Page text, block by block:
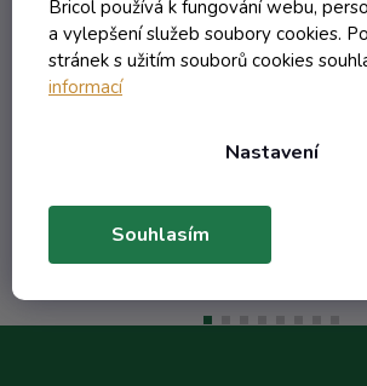
Bricol používá k fungování webu,
a vylepšení služeb soubory cookies.
stránek s užitím souborů cookies
informací
Nastavení
Souhlasím
6,04 Kč včetně DPH